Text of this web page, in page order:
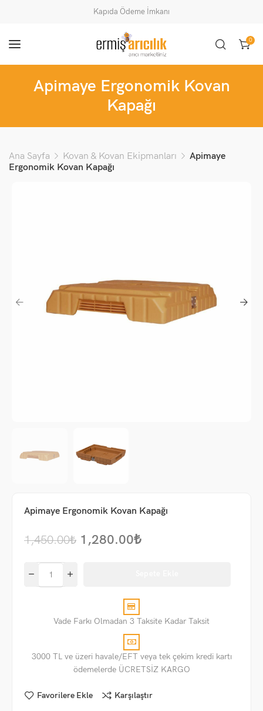
Kapıda Ödeme İmkanı
0
Apimaye Ergonomik Kovan
Kapağı
Ana Sayfa Kovan & Kovan Ekipmanları
Apimaye
Ergonomik Kovan Kapağı
Apimaye Ergonomik Kovan Kapağı
1,450.00₺ 1,280.00₺
Vade Farkı Olmadan 3 Taksite Kadar Taksit
3000 TL ve üzeri havale/EFT veya tek çekim kredi kartı
ödemelerde ÜCRETSİZ KARGO
Favorilere Ekle Karşılaştır